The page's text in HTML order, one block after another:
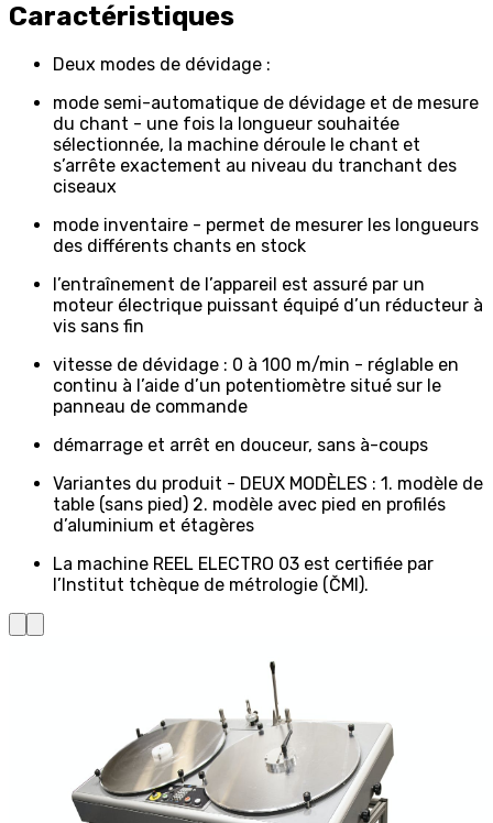
Caractéristiques
Deux modes de dévidage :
mode semi-automatique de dévidage et de mesure
du chant - une fois la longueur souhaitée
sélectionnée, la machine déroule le chant et
s’arrête exactement au niveau du tranchant des
ciseaux
mode inventaire - permet de mesurer les longueurs
des différents chants en stock
l’entraînement de l’appareil est assuré par un
moteur électrique puissant équipé d’un réducteur à
vis sans fin
vitesse de dévidage : 0 à 100 m/min - réglable en
continu à l’aide d’un potentiomètre situé sur le
panneau de commande
démarrage et arrêt en douceur, sans à-coups
Variantes du produit - DEUX MODÈLES : 1. modèle de
table (sans pied) 2. modèle avec pied en profilés
d’aluminium et étagères
La machine REEL ELECTRO 03 est certifiée par
l’Institut tchèque de métrologie (ČMI).